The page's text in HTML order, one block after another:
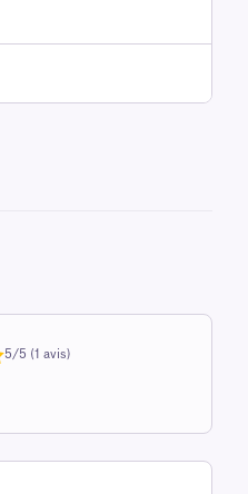
5/5 (1 avis)